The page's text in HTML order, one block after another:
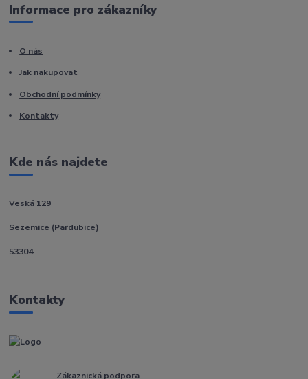
Informace pro zákazníky
O nás
Jak nakupovat
Obchodní podmínky
Kontakty
Kde nás najdete
Veská 129
Sezemice (Pardubice)
53304
Kontakty
Zákaznická podpora